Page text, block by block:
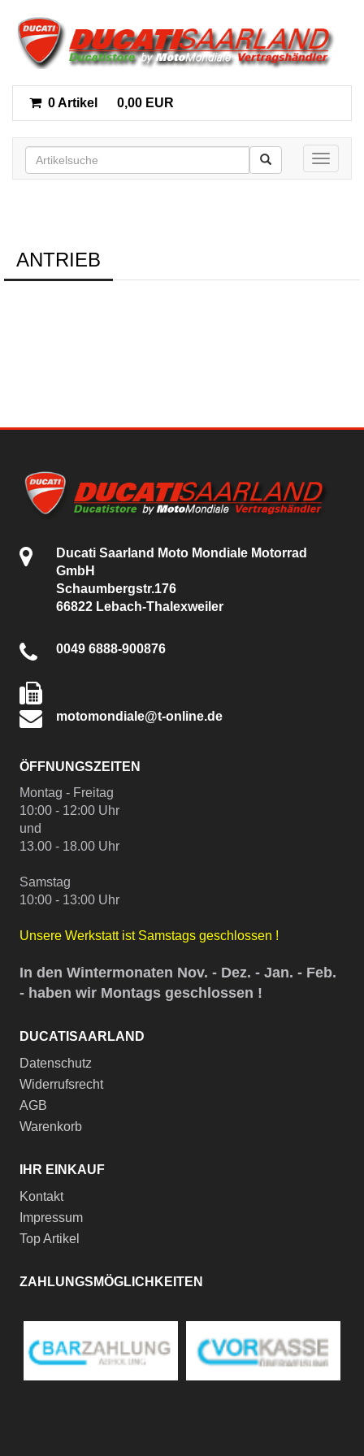
0 Artikel 0,00 EUR
Toggle
ANTRIEB
Ducati Saarland Moto Mondiale Motorrad
GmbH
Schaumbergstr.176
66822 Lebach-Thalexweiler
0049 6888-900876
motomondiale@t-online.de
ÖFFNUNGSZEITEN
Montag - Freitag
10:00 - 12:00 Uhr
und
13.00 - 18.00 Uhr
Samstag
10:00 - 13:00 Uhr
Unsere Werkstatt ist Samstags geschlossen !
In den Wintermonaten Nov. - Dez. - Jan. - Feb.
- haben wir Montags geschlossen !
DUCATISAARLAND
Datenschutz
Widerrufsrecht
AGB
Warenkorb
IHR EINKAUF
Kontakt
Impressum
Top Artikel
ZAHLUNGSMÖGLICHKEITEN